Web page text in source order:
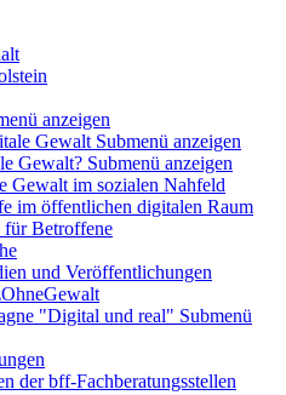
anzeigen
Gewalt Submenü anzeigen
Gewalt? Submenü anzeigen
Gewalt im sozialen Nahfeld
im öffentlichen digitalen Raum
für Betroffene
und Veröffentlichungen
"Digital und real" Submenü
der bff-Fachberatungsstellen